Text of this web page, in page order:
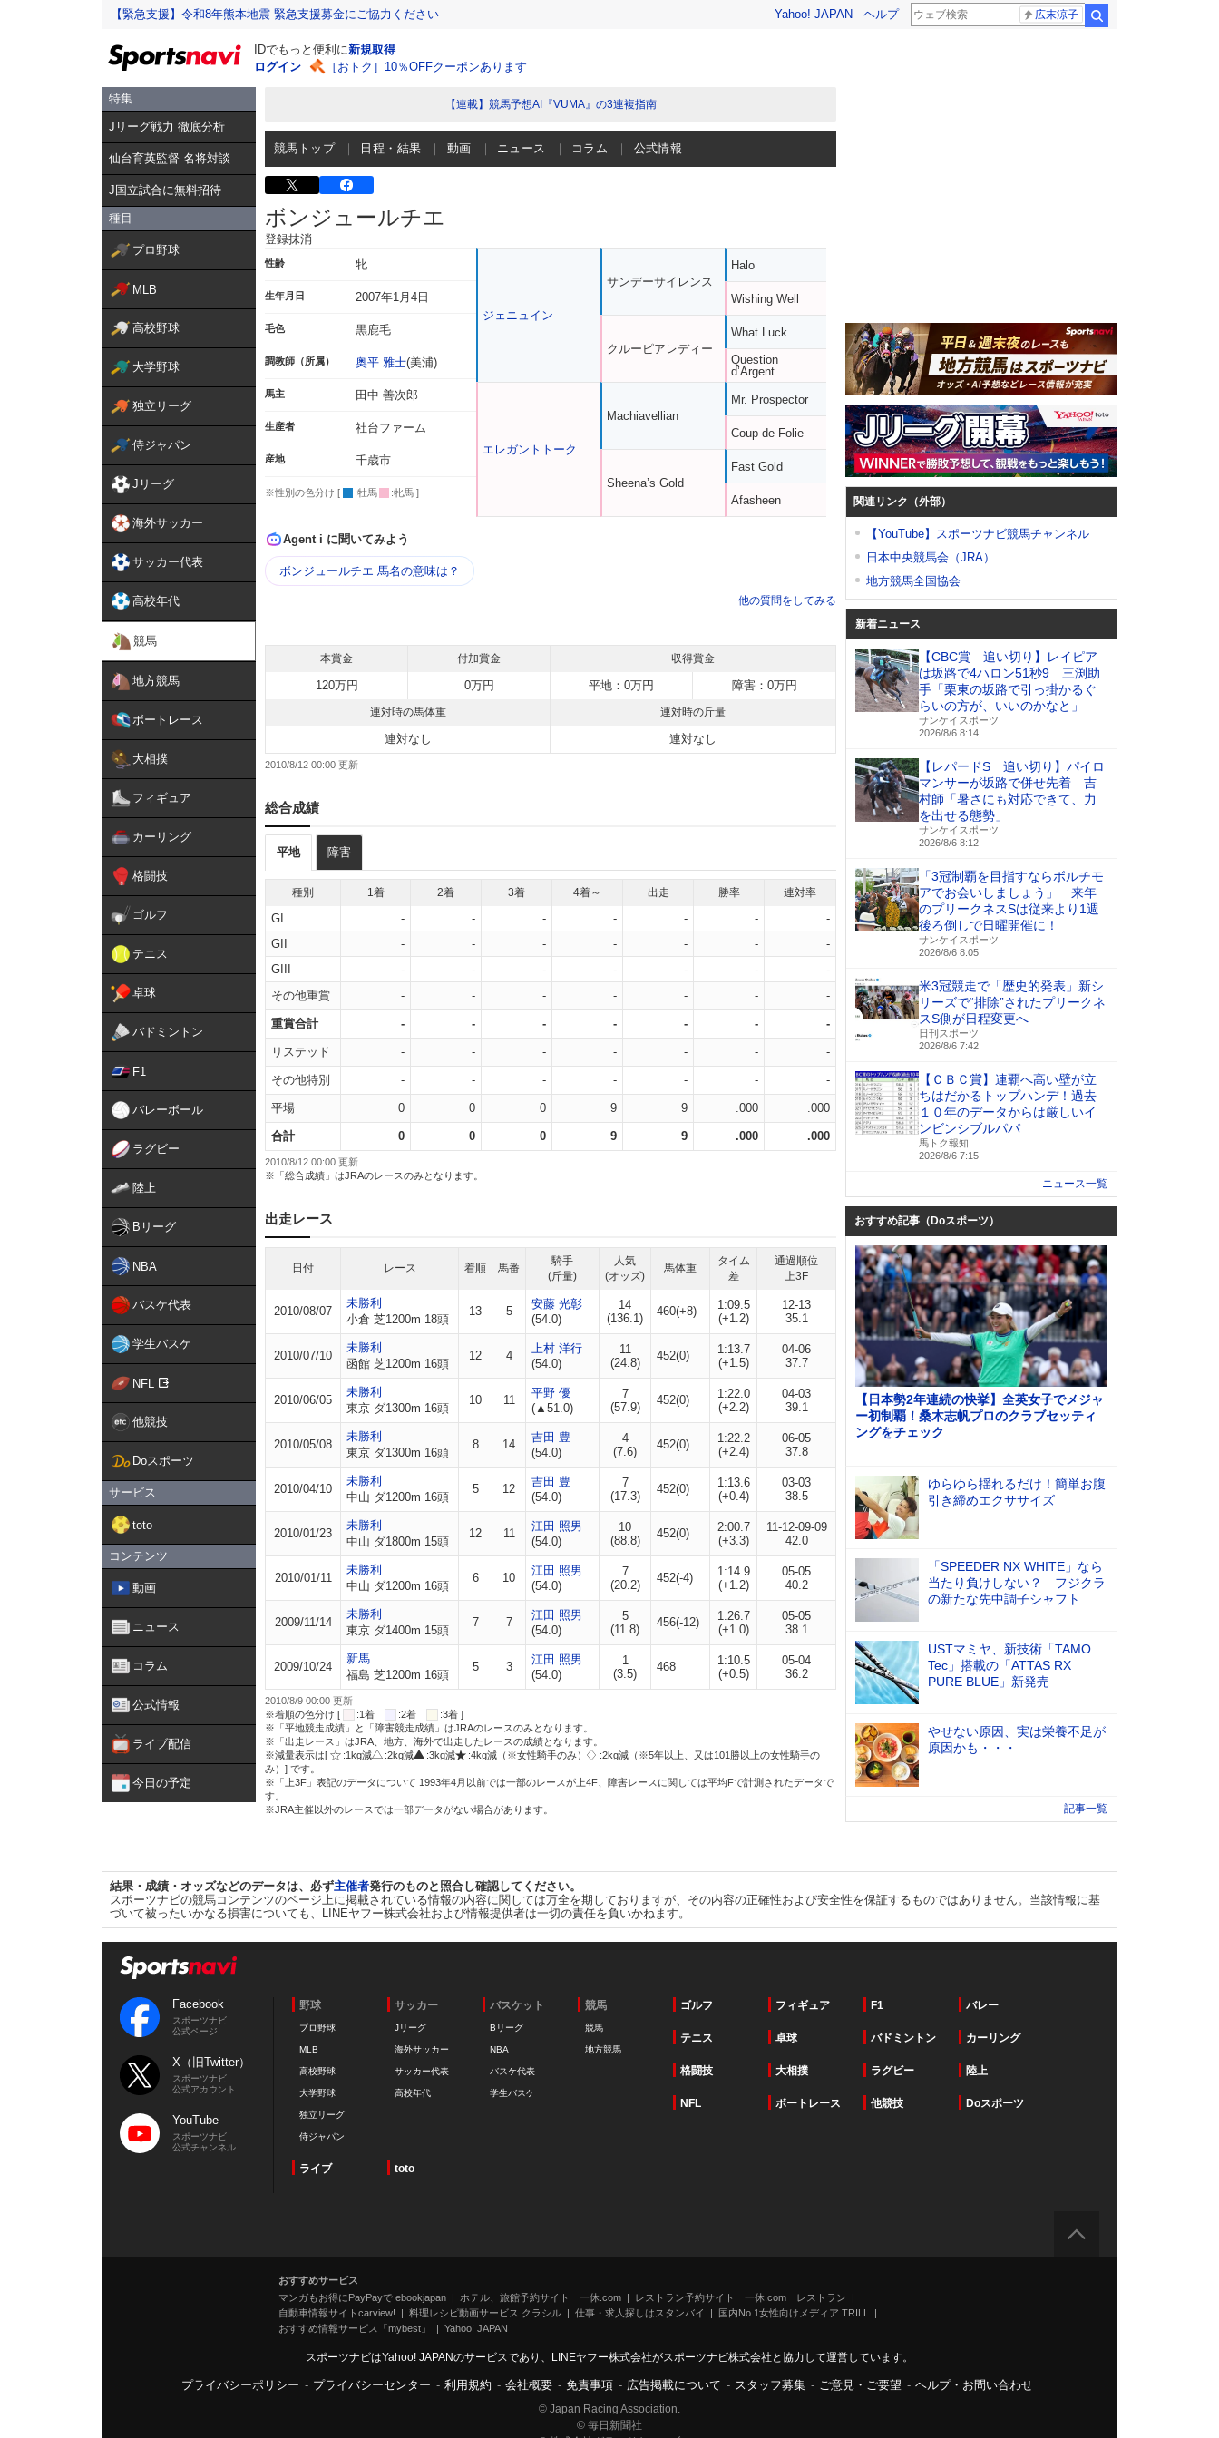
【緊急支援】令和8年熊本地震 緊急支援募金にご協力ください Yahoo! JAPAN ヘルプ 広末涼子
IDでもっと便利に新規取得
ログイン
［おトク］10％OFFクーポンあります
特集
Jリーグ戦力 徹底分析
仙台育英監督 名将対談
J国立試合に無料招待
種目
プロ野球
MLB
高校野球
大学野球
独立リーグ
侍ジャパン
Jリーグ
海外サッカー
サッカー代表
高校年代
競馬
地方競馬
ボートレース
大相撲
フィギュア
カーリング
格闘技
ゴルフ
テニス
卓球
バドミントン
F1
バレーボール
ラグビー
陸上
Bリーグ
NBA
バスケ代表
学生バスケ
NFL
他競技
Doスポーツ
サービス
toto
コンテンツ
動画
ニュース
コラム
公式情報
ライブ配信
今日の予定
【連載】競馬予想AI『VUMA』の3連複指南
競馬トップ 日程・結果 動画 ニュース コラム 公式情報
ボンジュールチエ
登録抹消
性齢 牝
生年月日 2007年1月4日
毛色 黒鹿毛
調教師（所属） 奥平 雅士(美浦)
馬主 田中 善次郎
生産者 社台ファーム
産地 千歳市
※性別の色分け [ :牡馬 :牝馬 ]
ジェニュイン
エレガントトーク
サンデーサイレンス
クルーピアレディー
Machiavellian
Sheena’s Gold
Halo
Wishing Well
What Luck
Question
d’Argent
Mr. Prospector
Coup de Folie
Fast Gold
Afasheen
Agent i に聞いてみよう
ボンジュールチエ 馬名の意味は？
他の質問をしてみる
本賞金 付加賞金 収得賞金
120万円 0万円 平地：0万円 障害：0万円
連対時の馬体重 連対時の斤量
連対なし 連対なし
2010/8/12 00:00
総合成績
平地 障害
種別 1着 2着 3着 4着～ 出走 勝率 連対率
GI - - - - - -
-
GII
- - - - - -
-
GIII
- - - - - -
-
その他重賞
- - - - - - -
重賞合計 - - - - - - -
リステッド - - - - - - -
その他特別 - - - - - - -
平場 0 0 0 9 9 .000 .000
合計 0 0 0 9 9 .000 .000
2010/8/12 00:00 更新
※「総合成績」はJRAのレースのみとなります。
出走レース
日付 レース 着順 馬番
騎手
(斤量)
人気
(オッズ)
馬体重
タイム
差
通過順位
上3F
2010/08/07
未勝利
小倉 芝1200m 18頭
13 5
安藤 光彰
(54.0)
14
(136.1)
460(+8)
1:09.5
(+1.2)
12-13
35.1
2010/07/10
未勝利
函館 芝1200m 16頭
12 4
上村 洋行
(54.0)
11
(24.8)
452(0)
1:13.7
(+1.5)
04-06
37.7
2010/06/05
未勝利
東京 ダ1300m 16頭
10 11
平野 優
(▲51.0)
7
(57.9)
452(0)
1:22.0
(+2.2)
04-03
39.1
2010/05/08
未勝利
東京 ダ1300m 16頭
8 14
吉田 豊
(54.0)
4
(7.6)
452(0)
1:22.2
(+2.4)
06-05
37.8
2010/04/10
未勝利
中山 ダ1200m 16頭
5 12
吉田 豊
(54.0)
7
(17.3)
452(0)
1:13.6
(+0.4)
03-03
38.5
2010/01/23
未勝利
中山 ダ1800m 15頭
12 11
江田 照男
(54.0)
10
(88.8)
452(0)
2:00.7
(+3.3)
11-12-09-09
42.0
2010/01/11
未勝利
中山 ダ1200m 16頭
6 10
江田 照男
(54.0)
7
(20.2)
452(-4)
1:14.9
(+1.2)
05-05
40.2
2009/11/14
未勝利
東京 ダ1400m 15頭
7 7
江田 照男
(54.0)
5
(11.8)
456(-12)
1:26.7
(+1.0)
05-05
38.1
2009/10/24
新馬
福島 芝1200m 16頭
5 3
江田 照男
(54.0)
1
(3.5)
468
1:10.5
(+0.5)
05-04
36.2
2010/8/9 00:00 更新
※着順の色分け [
:1着 :2着
:3着 ]
※「平地競走成績」と「障害競走成績」はJRAのレースのみとなります。
※「出走レース」はJRA、地方、海外で出走したレースの成績となります。
※減量表示は[
:1kg減 :2kg減 :3kg減 :4kg減（※女性騎手のみ）
:2kg減（※5年以上、又は101勝以上の女性騎手の
み）] です。
※「上3F」表記のデータについて 1993年4月以前では一部のレースが上4F、障害レースに関しては平均Fで計測されたデータで
す。
※JRA主催以外のレースでは一部データがない場合があります。
関連リンク（外部）
【YouTube】スポーツナビ競馬チャンネル
日本中央競馬会（JRA）
地方競馬全国協会
新着ニュース
【CBC賞 追い切り】レイピア
は坂路で4ハロン51秒9 三渕助
手「栗東の坂路で引っ掛かるぐ
らいの方が、いいのかなと」
サンケイスポーツ
2026/8/6 8:14
【レパードS 追い切り】パイロ
マンサーが坂路で併せ先着 吉
村師「暑さにも対応できて、力
を出せる態勢」
サンケイスポーツ
2026/8/6 8:12
「3冠制覇を目指すならボルチモ
アでお会いしましょう」 来年
のプリークネスSは従来より1週
後ろ倒しで日曜開催に！
サンケイスポーツ
2026/8/6 8:05
米3冠競走で「歴史的発表」新シ
リーズで“排除”されたプリークネ
スS側が日程変更へ
日刊スポーツ
2026/8/6 7:42
【ＣＢＣ賞】連覇へ高い壁が立
ちはだかるトップハンデ！過去
１０年のデータからは厳しいイ
ンビンシブルパパ
馬トク報知
2026/8/6 7:15
ニュース一覧
おすすめ記事（Doスポーツ）
【日本勢2年連続の快挙】全英女子でメジャ
ー初制覇！桑木志帆プロのクラブセッティ
ングをチェック
ゆらゆら揺れるだけ！簡単お腹
引き締めエクササイズ
「SPEEDER NX WHITE」なら
当たり負けしない？ フジクラ
の新たな先中調子シャフト
USTマミヤ、新技術「TAMO
Tec」搭載の「ATTAS RX
PURE BLUE」新発売
やせない原因、実は栄養不足が
原因かも・・・
記事一覧
結果・成績・オッズなどのデータは、必ず主催者発行のものと照合し確認してください。
スポーツナビの競馬コンテンツのページ上に掲載されている情報の内容に関しては万全を期しておりますが、その内容の正確性および安全性を保証するものではありません。当該情報に基
づいて被ったいかなる損害についても、LINEヤフー株式会社および情報提供者は一切の責任を負いかねます。
Facebook
スポーツナビ
公式ページ
X（旧Twitter）
スポーツナビ
公式アカウント
YouTube
スポーツナビ
公式チャンネル
野球
プロ野球
MLB
高校野球
大学野球
独立リーグ
侍ジャパン
サッカー
Jリーグ
海外サッカー
サッカー代表
高校年代
バスケット
Bリーグ
NBA
バスケ代表
学生バスケ
競馬
競馬
地方競馬
ゴルフ フィギュア F1 バレー
テニス 卓球 バドミントン カーリング
格闘技 大相撲 ラグビー 陸上
NFL ボートレース 他競技 Doスポーツ
ライブ toto
おすすめサービス
マンガもお得にPayPayで ebookjapan
ホテル、旅館予約サイト 一休.com
レストラン予約サイト 一休.com レストラン
自動車情報サイトcarview!
料理レシピ動画サービス クラシル 仕事・求人探しはスタンバイ
国内No.1女性向けメディア TRILL
おすすめ情報サービス「mybest」
Yahoo! JAPAN
スポーツナビはYahoo! JAPANのサービスであり、LINEヤフー株式会社がスポーツナビ株式会社と協力して運営しています。
プライバシーポリシー - プライバシーセンター - 利用規約 - 会社概要 - 免責事項 - 広告掲載について - スタッフ募集 - ご意見・ご要望 - ヘルプ・お問い合わせ
© Japan Racing Association.
© 毎日新聞社